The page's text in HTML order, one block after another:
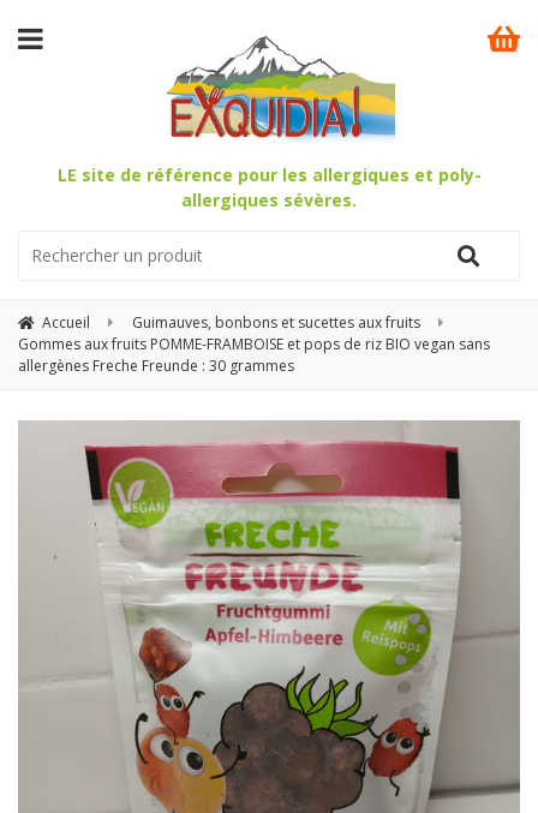
LE site de référence pour les allergiques et poly-
allergiques sévères.
Accueil
Guimauves, bonbons et sucettes aux fruits
Gommes aux fruits POMME-FRAMBOISE et pops de riz BIO vegan sans
allergènes Freche Freunde : 30 grammes